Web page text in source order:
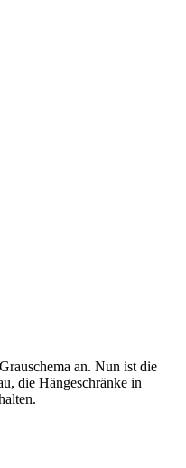
an. Nun ist die
die Hängeschränke in